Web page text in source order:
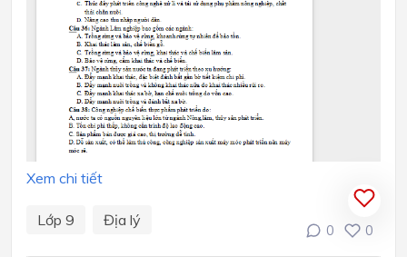
Xem chi tiết
Lớp 9 Địa lý
0 0